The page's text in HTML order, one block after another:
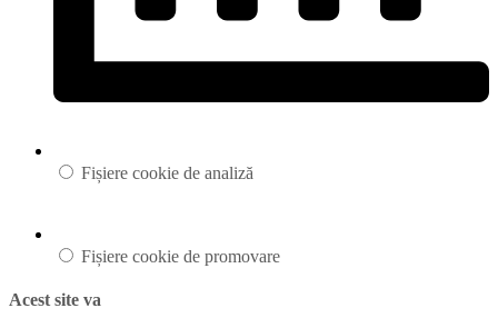
Fișiere cookie de analiză
Fișiere cookie de promovare
Acest site va